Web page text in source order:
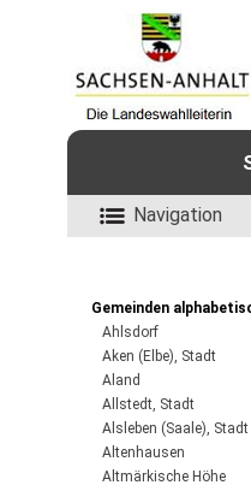
Navigation
Gemeinden
Ahlsdorf
Aken (Elbe), Stadt
Aland
Allstedt, Stadt
Alsleben (Saale), Stadt
Altenhausen
Altmärkische Höhe